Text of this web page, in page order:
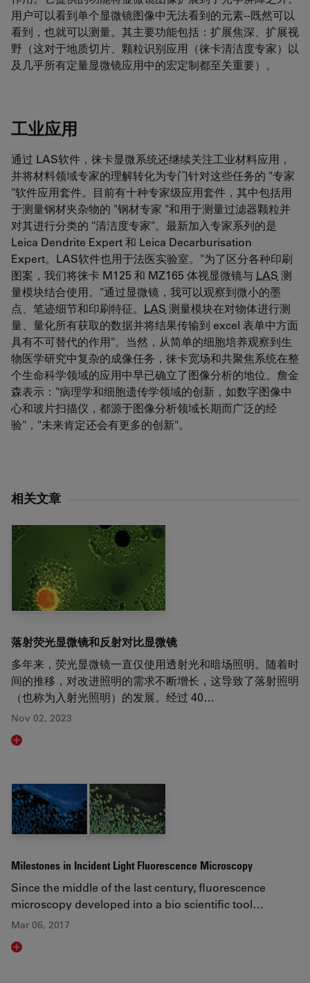
用户可以看到单个显微镜图像中无法看到的元素--既然可以
看到，也就可以测量。其主要功能包括：扩展焦深、扩展视
野（这对于地质切片、颗粒识别应用（徕卡清洁度专家）以
及几乎所有定量显微镜应用中的宏定制都至关重要）。
工业应用
通过 LAS软件，徕卡显微系统还继续关注工业材料应用，
并将材料领域专家的理解转化为专门针对这些任务的 "专家
"软件应用套件。目前有十种专家级应用套件，其中包括用
于测量钢材夹杂物的 "钢材专家 "和用于测量过滤器颗粒并
对其进行分类的 "清洁度专家"。最新加入专家系列的是
Leica Dendrite Expert 和 Leica Decarburisation
Expert。LAS软件也用于法医实验室。"为了区分各种印刷
图案，我们将徕卡 M125 和 MZ165 体视显微镜与 LAS 测
量模块结合使用。"通过显微镜，我可以观察到微小的墨
点、笔迹细节和印刷特征。 LAS 测量模块在对物体进行测
量、量化所有获取的数据并将结果传输到 excel 表单中方面
具有不可替代的作用"。当然，从简单的细胞培养观察到生
物医学研究中复杂的成像任务，徕卡宽场和共聚焦系统在整
个生命科学领域的应用中早已确立了图像分析的地位。詹金
森表示："病理学和细胞遗传学领域的创新，如数字图像中
心和玻片扫描仪，都源于图像分析领域长期而广泛的经
验"，"未来肯定还会有更多的创新"。
相关文章
落射荧光显微镜和反射对比显微镜
多年来，荧光显微镜一直仅使用透射光和暗场照明。随着时
间的推移，对改进照明的需求不断增长，这导致了落射照明
（也称为入射光照明）的发展。经过 40…
Nov 02, 2023
Read article
Milestones in Incident Light Fluorescence Microscopy
Since the middle of the last century, fluorescence
microscopy developed into a bio scientific tool…
Mar 06, 2017
Read article